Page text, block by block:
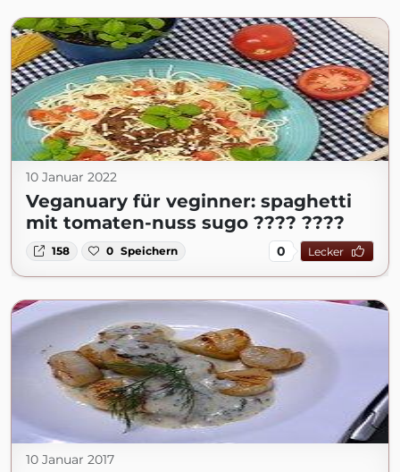
10 Januar 2022
Veganuary für veginner: spaghetti
mit tomaten-nuss sugo ???? ????
158 0 Speichern 0 Lecker
10 Januar 2017